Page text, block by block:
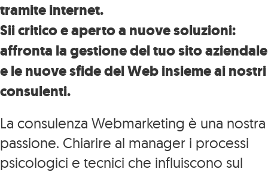
tramite internet.
Sii critico e aperto a nuove soluzioni:
affronta la gestione del tuo sito aziendale
e le nuove sfide del Webinsieme ai nostri
consulenti.
La consulenza Webmarketing è una nostra
passione. Chiarire al manager i processi
psicologici e tecnici che influiscono sul